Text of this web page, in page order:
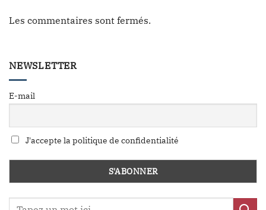
Les commentaires sont fermés.
NEWSLETTER
E-mail
J'accepte la politique de confidentialité